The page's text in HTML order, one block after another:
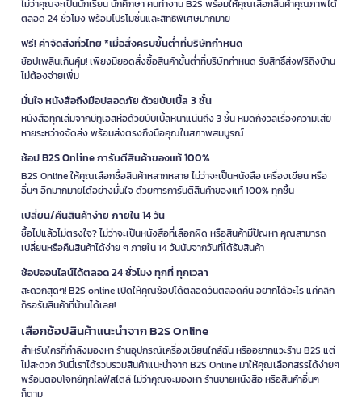
ไม่ว่าคุณจะเป็นนักเรียน นักศึกษา คนทำงาน B2S พร้อมให้คุณเลือกสินค้าคุณภาพได้
ตลอด 24 ชั่วโมง พร้อมโปรโมชั่นและสิทธิพิเศษมากมาย
ฟรี! ค่าจัดส่งทั่วไทย *เมื่อสั่งครบขั้นต่ำที่บริษัทกำหนด
ช้อปเพลินเกินคุ้ม! เพียงมียอดสั่งซื้อสินค้าขั้นต่ำที่บริษัทกำหนด รับสิทธิ์ส่งฟรีถึงบ้าน
ไม่ต้องจ่ายเพิ่ม
มั่นใจ หนังสือถึงมือปลอดภัย ด้วยบับเบิ้ล 3 ชั้น
หนังสือทุกเล่มจากบีทูเอสห่อด้วยบับเบิ้ลหนาแน่นถึง 3 ชั้น หมดกังวลเรื่องความเสีย
หายระหว่างจัดส่ง พร้อมส่งตรงถึงมือคุณในสภาพสมบูรณ์
ช้อป B2S Online การันตีสินค้าของแท้ 100%
B2S Online ให้คุณเลือกซื้อสินค้าหลากหลาย ไม่ว่าจะเป็นหนังสือ เครื่องเขียน หรือ
อื่นๆ อีกมากมายได้อย่างมั่นใจ ด้วยการการันตีสินค้าของแท้ 100% ทุกชิ้น
เปลี่ยน/คืนสินค้าง่าย ภายใน 14 วัน
ซื้อไปแล้วไม่ตรงใจ? ไม่ว่าจะเป็นหนังสือที่เลือกผิด หรือสินค้ามีปัญหา คุณสามารถ
เปลี่ยนหรือคืนสินค้าได้ง่าย ๆ ภายใน 14 วันนับจากวันที่ได้รับสินค้า
ช้อปออนไลน์ได้ตลอด 24 ชั่วโมง ทุกที่ ทุกเวลา
สะดวกสุดๆ! B2S online เปิดให้คุณช้อปได้ตลอดวันตลอดคืน อยากได้อะไร แค่คลิก
ก็รอรับสินค้าที่บ้านได้เลย!
เลือกช้อปสินค้าแนะนำจาก B2S Online
สำหรับใครที่กำลังมองหา ร้านอุปกรณ์เครื่องเขียนใกล้ฉัน หรืออยากแวะร้าน B2S แต่
ไม่สะดวก วันนี้เราได้รวบรวมสินค้าแนะนำจาก B2S Online มาให้คุณเลือกสรรได้ง่ายๆ
พร้อมตอบโจทย์ทุกไลฟ์สไตล์ ไม่ว่าคุณจะมองหา ร้านขายหนังสือ หรือสินค้าอื่นๆ
ก็ตาม